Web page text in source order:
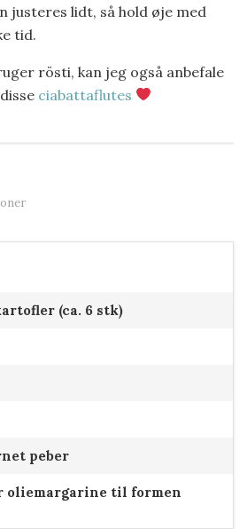
justeres lidt, så hold øje med
tid.
rösti, kan jeg også anbefale
ciabattaflutes
(ca. 6 stk)
peber
oliemargarine til formen